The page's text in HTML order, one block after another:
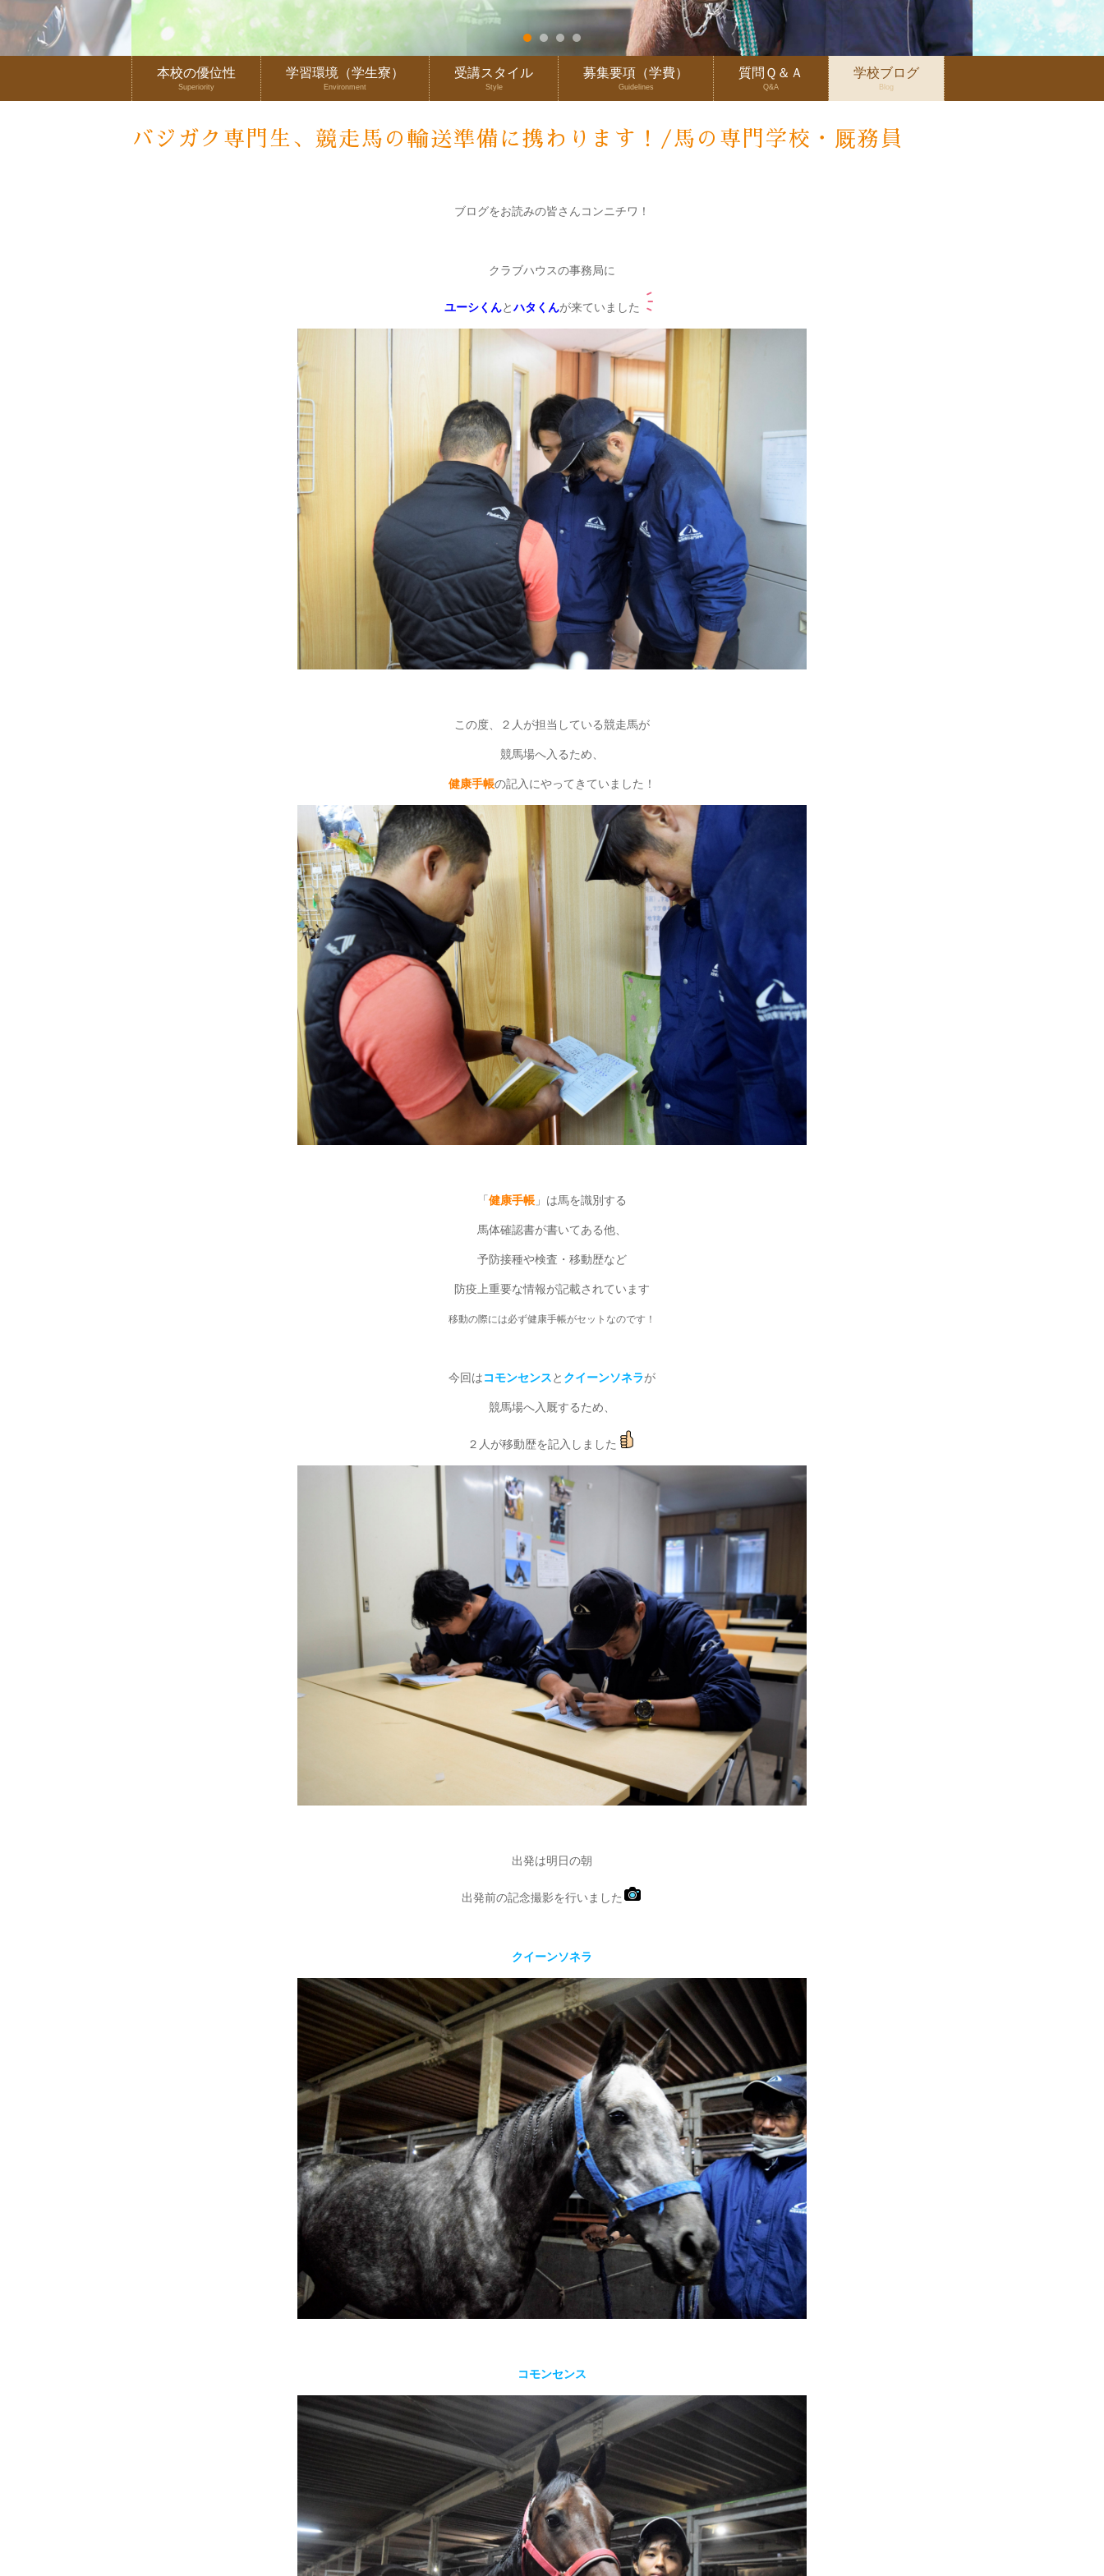
本校の優位性
Superiority
学習環境（学生寮）
Environment
受講スタイル
Style
募集要項（学費）
Guidelines
質問Ｑ＆Ａ
Q&A
学校ブログ
Blog
バジガク専門生、競走馬の輸送準備に携わります！/馬の専門学校・厩務員
ブログをお読みの皆さんコンニチワ！
クラブハウスの事務局に
ユーシくんとハタくんが来ていました
この度、２人が担当している競走馬が
競馬場へ入るため、
健康手帳の記入にやってきていました！
「 健康手帳 」は馬を識別する
馬体確認書が書いてある他、
予防接種や検査・移動歴など
防疫上重要な情報が記載されています
移動の際には必ず健康手帳がセットなのです！
今回はコモンセンスと クイーンソネラが
競馬場へ入厩するため、
２人が移動歴を記入しました
出発は明日の朝
出発前の記念撮影を行いました
クイーンソネラ
コモンセンス